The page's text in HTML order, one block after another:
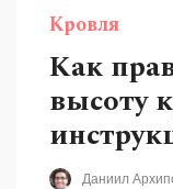
Кровля
Как
высоту
Даниил